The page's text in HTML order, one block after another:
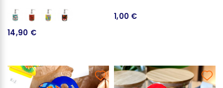
14,90 €
1,00 €